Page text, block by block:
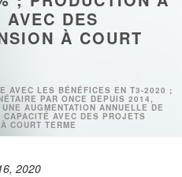
DES
À COURT
AVEC LES BÉNÉFICES EN T3-2020 ;
PAR ONCE DEPUIS 2014,
AUGMENTATION ANNUELLE DE
AVEC DES PROJETS
COURT TERME
2020